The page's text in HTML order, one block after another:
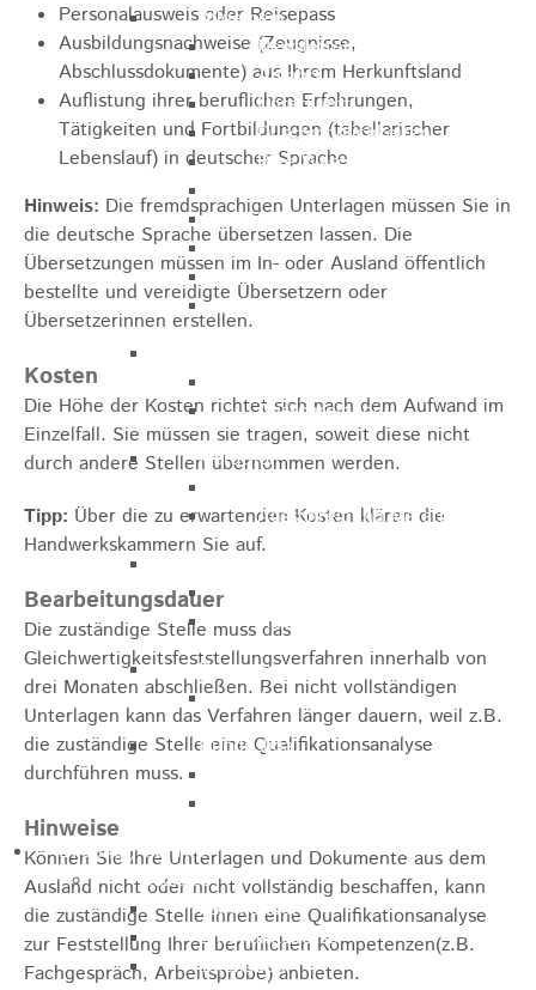
Allgemein
Newsletter
Anfahrt
Unterkunft
Duschmöglichkeiten
Bike Waschplatz
Palmares
Geschichte
Sponsoren
Presse
Ausschreibung
Marathon
Ausschreibung Marathon
Ausschreibung
Pumptrack
Ausschreibung
Bundesliga
Bildung / Familie
Soziales
Familienbüro
Ehrenamtsbörse
Tafelladen
Personalausweis oder Reisepass
Ausbildungsnachweise (Zeugnisse,
Abschlussdokumente) aus Ihrem Herkunftsland
Auflistung ihrer beruflichen Erfahrungen,
Tätigkeiten und Fortbildungen (tabellarischer
Lebenslauf) in deutscher Sprache
Hinweis: Die fremdsprachigen Unterlagen müssen Sie in
die deutsche Sprache übersetzen lassen. Die
Übersetzungen müssen im In- oder Ausland öffentlich
bestellte und vereidigte Übersetzern oder
Übersetzerinnen erstellen.
Kosten
Die Höhe der Kosten richtet sich nach dem Aufwand im
Einzelfall. Sie müssen sie tragen, soweit diese nicht
durch andere Stellen übernommen werden.
Tipp: Über die zu erwartenden Kosten klären die
Handwerkskammern Sie auf.
Bearbeitungsdauer
Die zuständige Stelle muss das
Gleichwertigkeitsfeststellungsverfahren innerhalb von
drei Monaten abschließen. Bei nicht vollständigen
Unterlagen kann das Verfahren länger dauern, weil z.B.
die zuständige Stelle eine Qualifikationsanalyse
durchführen muss.
Hinweise
Können Sie Ihre Unterlagen und Dokumente aus dem
Ausland nicht oder nicht vollständig beschaffen, kann
die zuständige Stelle Ihnen eine Qualifikationsanalyse
zur Feststellung Ihrer beruflichen Kompetenzen(z.B.
Fachgespräch, Arbeitsprobe) anbieten.